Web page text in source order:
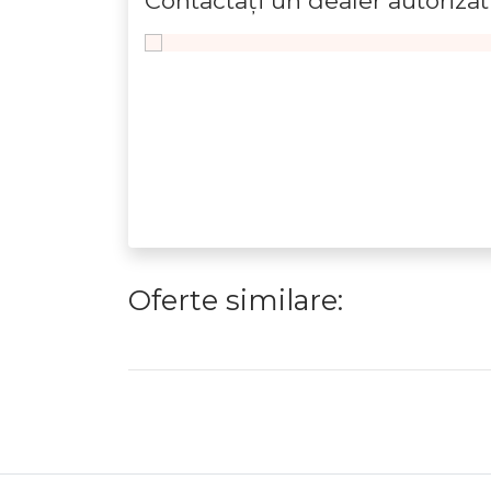
Oferte similare: